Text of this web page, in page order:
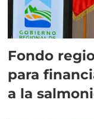
Fondo
para
a la